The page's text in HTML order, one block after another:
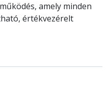
amely minden
értékvezérelt